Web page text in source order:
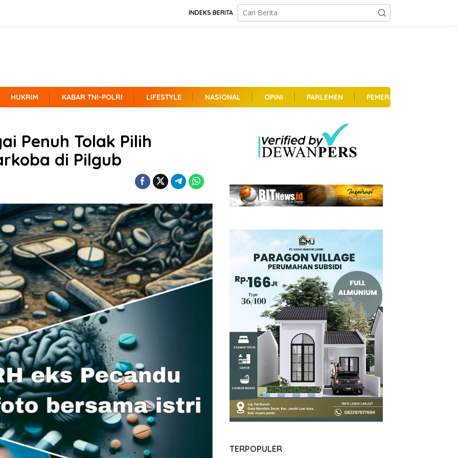
INDEKS BERITA
HUKRIM KABAR TNI-POLRI LIFESTYLE NASIONAL OPINI PARLEMEN PEMERINTAHAN
Penuh Tolak Pilih
di Pilgub
TERPOPULER